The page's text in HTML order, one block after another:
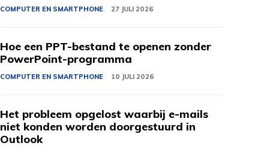
COMPUTER EN SMARTPHONE 27 JULI 2026
Hoe een PPT-bestand te openen zonder
PowerPoint-programma
COMPUTER EN SMARTPHONE 10 JULI 2026
Het probleem opgelost waarbij e-mails
niet konden worden doorgestuurd in
Outlook